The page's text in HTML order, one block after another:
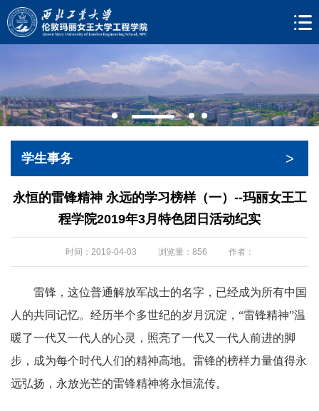
学生事务 >
永恒的雷锋精神 永远的学习榜样（一）--玛丽女王工
程学院2019年3月特色团日活动纪实
时间：2019-04-03 浏览量： 856 作者：
雷锋，这位普通解放军战士的名字，已经成为所有中国
人的共同记忆。经历半个多世纪的岁月沉淀，“雷锋精神”温
暖了一代又一代人的心灵，照亮了一代又一代人前进的脚
步，成为每个时代人们的精神高地。雷锋的榜样力量值得永
远弘扬，永放光芒的雷锋精神将永恒流传。